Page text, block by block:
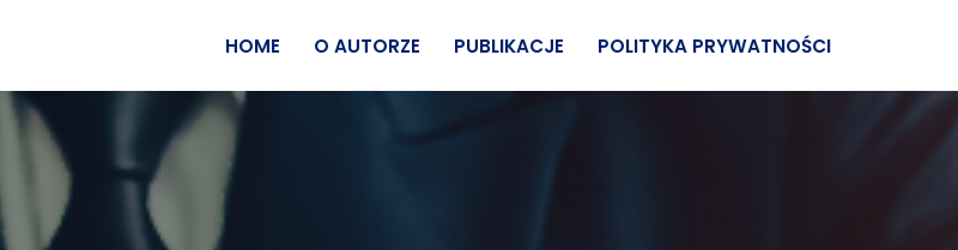
HOME O AUTORZE PUBLIKACJE POLITYKA PRYWATNOŚCI